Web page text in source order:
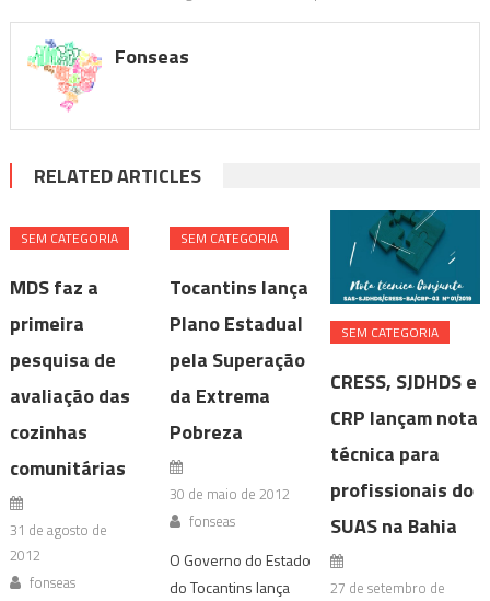
Fonseas
RELATED ARTICLES
SEM CATEGORIA
MDS faz a
primeira
pesquisa de
avaliação das
cozinhas
comunitárias
31 de agosto de
2012
fonseas
SEM CATEGORIA
Tocantins lança
Plano Estadual
pela Superação
da Extrema
Pobreza
30 de maio de 2012
fonseas
O Governo do Estado
do Tocantins lança
SEM CATEGORIA
CRESS, SJDHDS e
CRP lançam nota
técnica para
profissionais do
SUAS na Bahia
27 de setembro de